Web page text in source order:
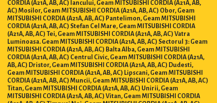
AC) Mosilor, Geam MITSUBISHI CORDIA (A21A, AB, AC) Obor, Geam
MITSUBISHI CORDIA (A21A, AB, AC) Pantelimon, Geam MITSUBISHI
CORDIA (A21A, AB, AC) Stefan Cel Mare, Geam MITSUBISHI CORDIA
(A21A, AB, AC) Tei, Geam MITSUBISHI CORDIA (A21A, AB, AC) Vatra
Luminoasa. Geam MITSUBISHI CORDIA (A21A, AB, AC) Sectorul 3: Geam
MITSUBISHI CORDIA (A21A, AB, AC) Balta Alba, Geam MITSUBISHI
CORDIA (A21A, AB, AC) Centrul Civic, Geam MITSUBISHI CORDIA (A21A,
AB, AC) Dristor, Geam MITSUBISHI CORDIA (A21A, AB, AC) Dudesti,
Geam MITSUBISHI CORDIA (A21A, AB, AC) Lipscani, Geam MITSUBISHI
CORDIA (A21A, AB, AC) Muncii, Geam MITSUBISHI CORDIA (A21A, AB, AC)
Titan, Geam MITSUBISHI CORDIA (A21A, AB, AC) Unirii, Geam
MITSUBISHI CORDIA (A21A, AB, AC) Vitan, Geam MITSUBISHI CORDIA